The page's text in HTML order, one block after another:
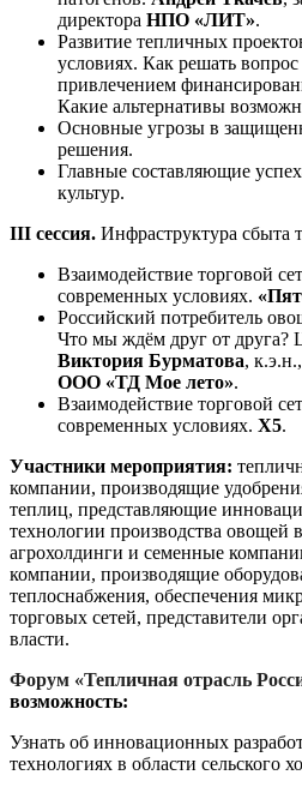
директора НПО «ЛИТ».
Развитие тепличных
условиях. Как решать вопрос
привлечением
Какие альтернативы
Основные угрозы в
решения.
Главные составляющие
культур.
III сессия. Инфраструктура сбыта
Взаимодействие торговой
современных условиях.
Российский потребитель
Что мы ждём друг от
Виктория Бурматова,
ООО «ТД Мое лето».
Взаимодействие торговой
современных условиях. Х5.
Участники мероприятия:
компании, производящие
теплиц, представляющие
технологии производства овощей
агрохолдинги и семенные
компании, производящие
теплоснабжения, обеспечения
торговых сетей, представители
власти.
Форум «Тепличная отрасль
возможность:
Узнать об инновационных
технологиях в области сельского